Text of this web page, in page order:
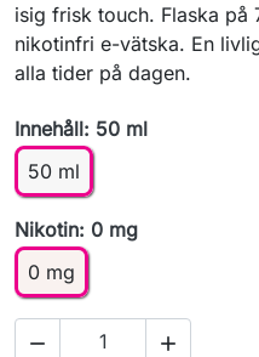
isig frisk touch. Flaska
nikotinfri e-vätska. En
alla tider på dagen.
Innehåll: 50 ml
50 ml
Nikotin: 0 mg
0 mg
 